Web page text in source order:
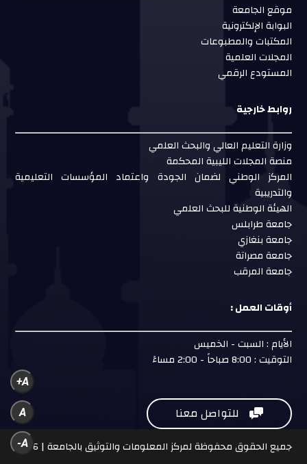
موقع الجامعة
البوابة الإلكترونية
المكتبات والمطبوعات
المجلات العلمية
المستودع الرقمي
روابط خارجية
وزارة التعليم العالي والبحث العلمي
منصة المجلات الليبية المحكمة
المركز الوطني لضمان الجودة واعتماد المؤسسات التعليمية
والتدريبية
الهيئة الوطنية للبحث العلمي
جامعة طرابلس
جامعة بنغازي
جامعة مصراتة
جامعة المرقب
أوقات العمل :
الأيام : السبت - الخميس
التوقيت : 8:00 صباحاً - 2:00 مساءً
 للتواصل معنا
جميع الحقوق محفوظة لمركز المعلومات والتوثيق بالجامعة | 2026
A+
A
A-